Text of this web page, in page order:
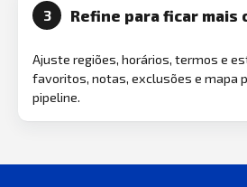
3 Refine para ficar mais
Ajuste regiões, horários, termos e
favoritos, notas, exclusões e mapa
pipeline.